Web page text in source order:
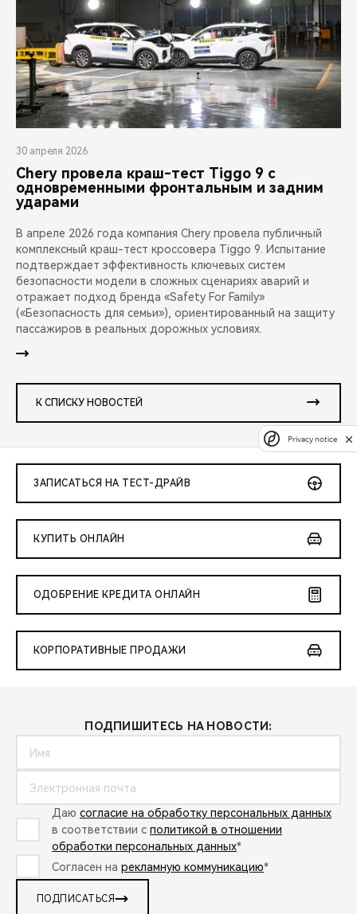
30 апреля 2026
Chery провела краш-тест Tiggo 9 с
одновременными фронтальным и задним
ударами
В апреле 2026 года компания Chery провела публичный
комплексный краш-тест кроссовера Tiggo 9. Испытание
подтверждает эффективность ключевых систем
безопасности модели в сложных сценариях аварий и
отражает подход бренда «Safety For Family»
(«Безопасность для семьи»), ориентированный на защиту
пассажиров в реальных дорожных условиях.
К СПИСКУ НОВОСТЕЙ
ЗАПИСАТЬСЯ НА ТЕСТ-ДРАЙВ
КУПИТЬ ОНЛАЙН
ОДОБРЕНИЕ КРЕДИТА ОНЛАЙН
КОРПОРАТИВНЫЕ ПРОДАЖИ
ПОДПИШИТЕСЬ НА НОВОСТИ:
Даю согласие на обработку персональных данных
в соответствии с политикой в отношении
обработки персональных данных*
Согласен на рекламную коммуникацию*
ПОДПИСАТЬСЯ
Privacy notice